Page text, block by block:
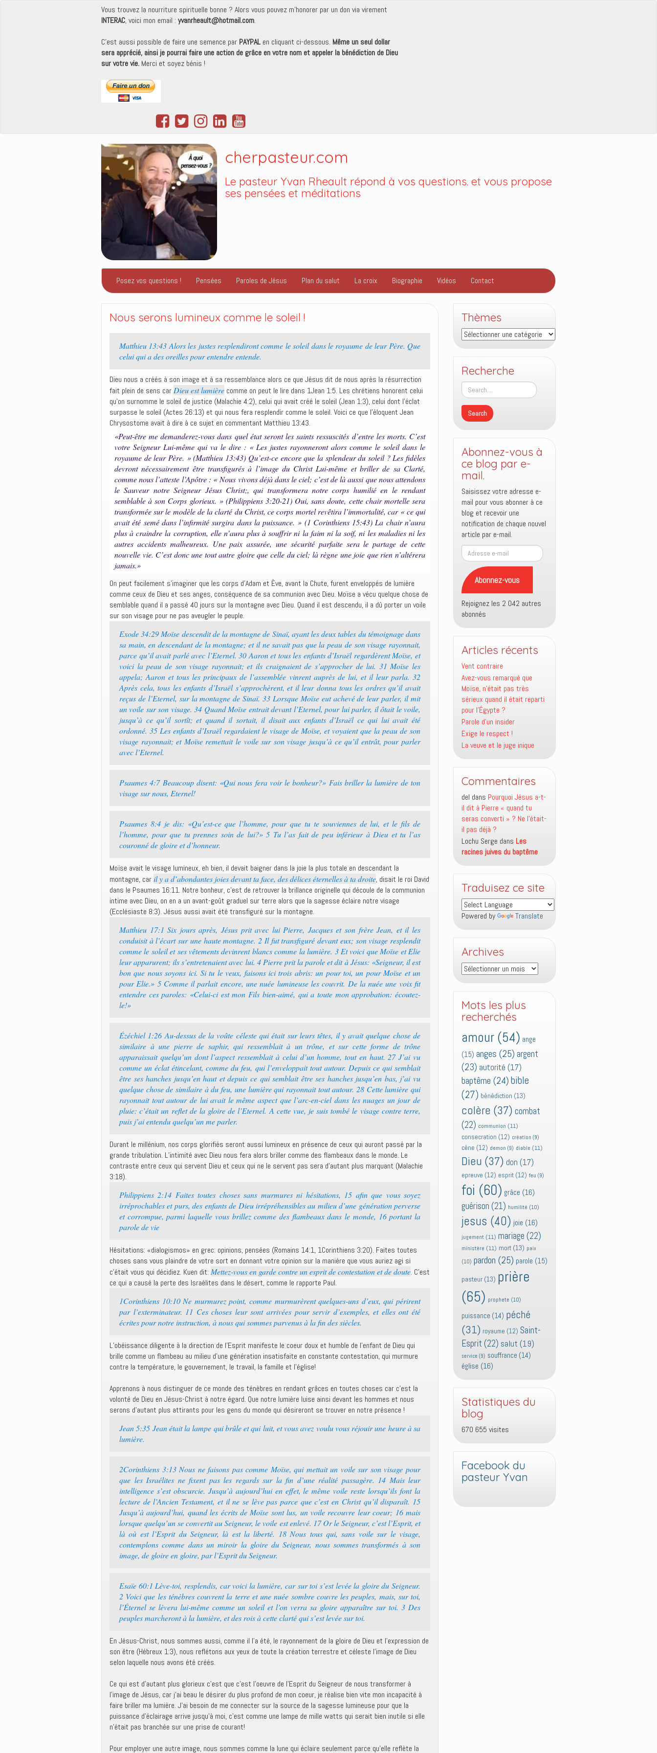
Vous trouvez la nourriture spirituelle bonne ? Alors vous pouvez m'honorer par un don via virement
INTERAC, voici mon email : yvanrheault@hotmail.com.
C'est aussi possible de faire une semence par PAYPAL en cliquant ci-dessous. Même un seul dollar
sera apprécié, ainsi je pourrai faire une action de grâce en votre nom et appeler la bénédiction de Dieu
sur votre vie. Merci et soyez bénis !
cherpasteur.com
Le pasteur Yvan Rheault répond à vos questions. et vous propose
ses pensées et méditations
Posez vos questions ! Pensées Paroles de Jésus Plan du salut La croix Biographie Vidéos Contact
Nous serons lumineux comme le soleil !
Matthieu 13:43 Alors les justes resplendiront comme le soleil dans le royaume de leur Père. Que
celui qui a des oreilles pour entendre entende.
Dieu nous a créés à son image et à sa ressemblance alors ce que Jésus dit de nous après la résurrection
fait plein de sens car Dieu est lumière comme on peut le lire dans 1Jean 1:5. Les chrétiens honorent celui
qu’on surnomme le soleil de justice (Malachie 4:2), celui qui avait créé le soleil (Jean 1:3), celui dont l’éclat
surpasse le soleil (Actes 26:13) et qui nous fera resplendir comme le soleil. Voici ce que l’éloquent Jean
Chrysostome avait à dire à ce sujet en commentant Matthieu 13:43.
«Peut-être me demanderez-vous dans quel état seront les saints ressuscités d’entre les morts. C’est
votre Seigneur Lui-même qui va le dire : « Les justes rayonneront alors comme le soleil dans le
royaume de leur Père. » (Matthieu 13:43) Qu’est-ce encore que la splendeur du soleil ? Les fidèles
devront nécessairement être transfigurés à l’image du Christ Lui-même et briller de sa Clarté,
comme nous l’atteste l’Apôtre : « Nous vivons déjà dans le ciel; c’est de là aussi que nous attendons
le Sauveur notre Seigneur Jésus Christ;, qui transformera notre corps humilié en le rendant
semblable à son Corps glorieux. » (Philippiens 3:20-21) Oui, sans doute, cette chair mortelle sera
transformée sur le modèle de la clarté du Christ, ce corps mortel revêtira l’immortalité, car « ce qui
avait été semé dans l’infirmité surgira dans la puissance. » (1 Corinthiens 15:43) La chair n’aura
plus à craindre la corruption, elle n’aura plus à souffrir ni la faim ni la soif, ni les maladies ni les
autres accidents malheureux. Une paix assurée, une sécurité parfaite sera le partage de cette
nouvelle vie. C’est donc une tout autre gloire que celle du ciel; là règne une joie que rien n’altérera
jamais.»
On peut facilement s’imaginer que les corps d’Adam et Ève, avant la Chute, furent enveloppés de lumière
comme ceux de Dieu et ses anges, conséquence de sa communion avec Dieu. Moïse a vécu quelque chose de
semblable quand il a passé 40 jours sur la montagne avec Dieu. Quand il est descendu, il a dû porter un voile
sur son visage pour ne pas aveugler le peuple.
Exode 34:29 Moïse descendit de la montagne de Sinaï, ayant les deux tables du témoignage dans
sa main, en descendant de la montagne; et il ne savait pas que la peau de son visage rayonnait,
parce qu’il avait parlé avec l’Eternel. 30 Aaron et tous les enfants d’Israël regardèrent Moïse, et
voici la peau de son visage rayonnait; et ils craignaient de s’approcher de lui. 31 Moïse les
appela; Aaron et tous les principaux de l’assemblée vinrent auprès de lui, et il leur parla. 32
Après cela, tous les enfants d’Israël s’approchèrent, et il leur donna tous les ordres qu’il avait
reçus de l’Eternel, sur la montagne de Sinaï. 33 Lorsque Moïse eut achevé de leur parler, il mit
un voile sur son visage. 34 Quand Moïse entrait devant l’Eternel, pour lui parler, il ôtait le voile,
jusqu’à ce qu’il sortît; et quand il sortait, il disait aux enfants d’Israël ce qui lui avait été
ordonné. 35 Les enfants d’Israël regardaient le visage de Moïse, et voyaient que la peau de son
visage rayonnait; et Moïse remettait le voile sur son visage jusqu’à ce qu’il entrât, pour parler
avec l’Eternel.
Psaumes 4:7 Beaucoup disent: «Qui nous fera voir le bonheur?» Fais briller la lumière de ton
visage sur nous, Eternel!
Psaumes 8:4 je dis: «Qu’est-ce que l’homme, pour que tu te souviennes de lui, et le fils de
l’homme, pour que tu prennes soin de lui?» 5 Tu l’as fait de peu inférieur à Dieu et tu l’as
couronné de gloire et d’honneur.
Moïse avait le visage lumineux, eh bien, il devait baigner dans la joie la plus totale en descendant la
montagne, caril y a d’abondantes joies devant ta face, des délices éternelles à ta droite, disait le roi David
dans le Psaumes 16:11. Notre bonheur, c’est de retrouver la brillance originelle qui découle de la communion
intime avec Dieu, on en a un avant-goût graduel sur terre alors que la sagesse éclaire notre visage
(Ecclésiaste 8:3). Jésus aussi avait été transfiguré sur la montagne.
Matthieu 17:1 Six jours après, Jésus prit avec lui Pierre, Jacques et son frère Jean, et il les
conduisit à l’écart sur une haute montagne. 2 Il fut transfiguré devant eux; son visage resplendit
comme le soleil et ses vêtements devinrent blancs comme la lumière. 3 Et voici que Moïse et Elie
leur apparurent; ils s’entretenaient avec lui. 4 Pierre prit la parole et dit à Jésus: «Seigneur, il est
bon que nous soyons ici. Si tu le veux, faisons ici trois abris: un pour toi, un pour Moïse et un
pour Elie.» 5 Comme il parlait encore, une nuée lumineuse les couvrit. De la nuée une voix fit
entendre ces paroles: «Celui-ci est mon Fils bien-aimé, qui a toute mon approbation: écoutez-
le!»
Ézéchiel 1:26 Au-dessus de la voûte céleste qui était sur leurs têtes, il y avait quelque chose de
similaire à une pierre de saphir, qui ressemblait à un trône, et sur cette forme de trône
apparaissait quelqu’un dont l’aspect ressemblait à celui d’un homme, tout en haut. 27 J’ai vu
comme un éclat étincelant, comme du feu, qui l’enveloppait tout autour. Depuis ce qui semblait
être ses hanches jusqu’en haut et depuis ce qui semblait être ses hanches jusqu’en bas, j’ai vu
quelque chose de similaire à du feu, une lumière qui rayonnait tout autour. 28 Cette lumière qui
rayonnait tout autour de lui avait le même aspect que l’arc-en-ciel dans les nuages un jour de
pluie: c’était un reflet de la gloire de l’Eternel. A cette vue, je suis tombé le visage contre terre,
puis j’ai entendu quelqu’un me parler.
Durant le millénium, nos corps glorifiés seront aussi lumineux en présence de ceux qui auront passé par la
grande tribulation. L’intimité avec Dieu nous fera alors briller comme des flambeaux dans le monde. Le
contraste entre ceux qui servent Dieu et ceux qui ne le servent pas sera d’autant plus marquant (Malachie
3:18).
Philippiens 2:14 Faites toutes choses sans murmures ni hésitations, 15 afin que vous soyez
irréprochables et purs, des enfants de Dieu irrépréhensibles au milieu d’une génération perverse
et corrompue, parmi laquelle vous brillez comme des flambeaux dans le monde, 16 portant la
parole de vie
Hésitations: «dialogismos» en grec: opinions, pensées (Romains 14:1, 1Corinthiens 3:20). Faites toutes
choses sans vous plaindre de votre sort en donnant votre opinion sur la manière que vous auriez agi si
c’était vous qui décidiez. Kuen dit: Mettez-vous en garde contre un esprit de contestation et de doute. C’est
ce qui a causé la perte des Israélites dans le désert, comme le rapporte Paul.
1Corinthiens 10:10 Ne murmurez point, comme murmurèrent quelques-uns d’eux, qui périrent
par l’exterminateur. 11 Ces choses leur sont arrivées pour servir d’exemples, et elles ont été
écrites pour notre instruction, à nous qui sommes parvenus à la fin des siècles.
L’obéissance diligente à la direction de l’Esprit manifeste le coeur doux et humble de l’enfant de Dieu qui
brille comme un flambeau au milieu d’une génération insatisfaite en constante contestation, qui murmure
contre la température, le gouvernement, le travail, la famille et l’église!
Apprenons à nous distinguer de ce monde des ténèbres en rendant grâces en toutes choses car c’est la
volonté de Dieu en Jésus-Christ à notre égard. Que notre lumière luise ainsi devant les hommes et nous
serons d’autant plus attirants pour les gens du monde qui désireront se trouver en notre présence !
Jean 5:35 Jean était la lampe qui brûle et qui luit, et vous avez voulu vous réjouir une heure à sa
lumière.
2Corinthiens 3:13 Nous ne faisons pas comme Moïse, qui mettait un voile sur son visage pour
que les Israélites ne fixent pas les regards sur la fin d’une réalité passagère. 14 Mais leur
intelligence s’est obscurcie. Jusqu’à aujourd’hui en effet, le même voile reste lorsqu’ils font la
lecture de l’Ancien Testament, et il ne se lève pas parce que c’est en Christ qu’il disparaît. 15
Jusqu’à aujourd’hui, quand les écrits de Moïse sont lus, un voile recouvre leur coeur; 16 mais
lorsque quelqu’un se convertit au Seigneur, le voile est enlevé. 17 Or le Seigneur, c’est l’Esprit, et
là où est l’Esprit du Seigneur, là est la liberté. 18 Nous tous qui, sans voile sur le visage,
contemplons comme dans un miroir la gloire du Seigneur, nous sommes transformés à son
image, de gloire en gloire, par l’Esprit du Seigneur.
Esaïe 60:1 Lève-toi, resplendis, car voici la lumière, car sur toi s’est levée la gloire du Seigneur.
2 Voici que les ténèbres couvrent la terre et une nuée sombre couvre les peuples, mais, sur toi,
l’Éternel se lèvera lui-même comme un soleil et l’on verra sa gloire apparaître sur toi. 3 Des
peuples marcheront à la lumière, et des rois à cette clarté qui s’est levée sur toi.
En Jésus-Christ, nous sommes aussi, comme il l’a été, le rayonnement de la gloire de Dieu et l’expression de
son être (Hébreux 1:3), nous reflétons aux yeux de toute la création terrestre et céleste l’image de Dieu
selon laquelle nous avons été créés.
Ce qui est d’autant plus glorieux c’est que c’est l’oeuvre de l’Esprit du Seigneur de nous transformer à
l’image de Jésus, car j’ai beau le désirer du plus profond de mon coeur, je réalise bien vite mon incapacité à
faire briller ma lumière. J’ai besoin de me connecter sur la source de la sagesse lumineuse pour que la
puissance d’éclairage arrive jusqu’à moi, c’est comme une lampe de mille watts qui serait bien inutile si elle
n’était pas branchée sur une prise de courant!
Pour employer une autre image, nous sommes comme la lune qui éclaire seulement parce qu’elle reflète la
Thèmes
Thèmes
Recherche
Abonnez-vous à
ce blog par e-
mail.
Saisissez votre adresse e-
mail pour vous abonner à ce
blog et recevoir une
notification de chaque nouvel
article par e-mail.
Adresse
e-
mail
Abonnez-vous
Rejoignez les 2 042 autres
abonnés
Articles récents
Vent contraire
Avez-vous remarqué que
Moïse, n’était pas très
sérieux quand il était reparti
pour l’Égypte ?
Parole d’un insider
Exige le respect !
La veuve et le juge inique
Commentaires
del dans Pourquoi Jésus a-t-
il dit à Pierre « quand tu
seras converti » ? Ne l’était-
il pas déjà ?
Lochu Serge dans Les
racines juives du baptême
Traduisez ce site
Powered by Translate
Archives
Archives
Mots les plus
recherchés
amour (54) ange
(15) anges (25) argent
(23) autorité (17)
baptême (24) bible
(27) bénédiction (13)
colère (37) combat
(22) communion (11)
consecration (12) création (9)
cène (12) demon (9) diable (11)
Dieu (37) don (17)
epreuve (12) esprit (12) feu (9)
foi (60) grâce (16)
guérison (21) humilité (10)
jesus (40) joie (16)
jugement (11) mariage (22)
ministère (11) mort (13) paix
(10) pardon (25) parole (15)
pasteur (13) prière
(65) prophete (10)
puissance (14) péché
(31) royaume (12) Saint-
Esprit (22) salut (19)
service (9) souffrance (14)
église (16)
Statistiques du
blog
670 655 visites
Facebook du
pasteur Yvan